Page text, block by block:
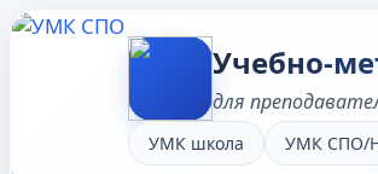
Учебно-
для
УМК школа УМК СПО/